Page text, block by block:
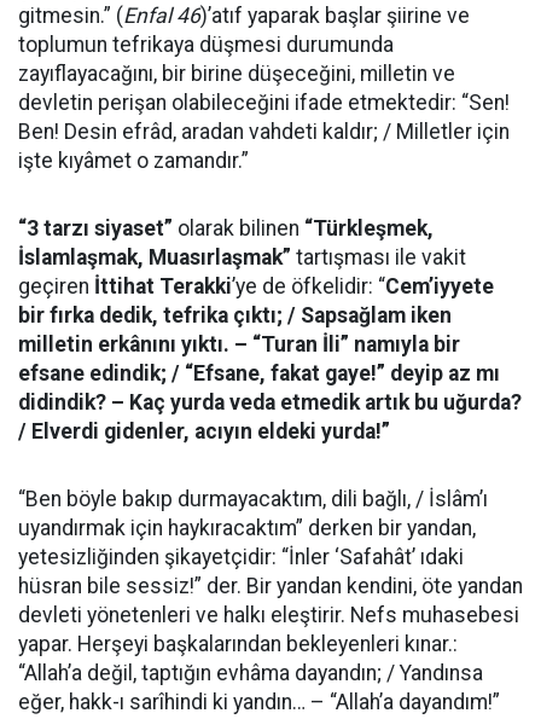
gitmesin.” (Enfal 46)’atıf yaparak başlar şiirine ve
toplumun tefrikaya düşmesi durumunda
zayıflayacağını, bir birine düşeceğini, milletin ve
devletin perişan olabileceğini ifade etmektedir: “Sen!
Ben! Desin efrâd, aradan vahdeti kaldır; / Milletler için
işte kıyâmet o zamandır.”
“3 tarzı siyaset” olarak bilinen “Türkleşmek,
İslamlaşmak, Muasırlaşmak” tartışması ile vakit
geçiren İttihat Terakki’ye de öfkelidir: “Cem’iyyete
bir fırka dedik, tefrika çıktı; / Sapsağlam iken
milletin erkânını yıktı. – “Turan İli” namıyla bir
efsane edindik; / “Efsane, fakat gaye!” deyip az mı
didindik? – Kaç yurda veda etmedik artık bu uğurda?
/ Elverdi gidenler, acıyın eldeki yurda!”
“Ben böyle bakıp durmayacaktım, dili bağlı, / İslâm’ı
uyandırmak için haykıracaktım” derken bir yandan,
yetesizliğinden şikayetçidir: “İnler ‘Safahât’ ıdaki
hüsran bile sessiz!” der. Bir yandan kendini, öte yandan
devleti yönetenleri ve halkı eleştirir. Nefs muhasebesi
yapar. Herşeyi başkalarından bekleyenleri kınar.:
“Allah’a değil, taptığın evhâma dayandın; / Yandınsa
eğer, hakk-ı sarîhindi ki yandın… – “Allah’a dayandım!”